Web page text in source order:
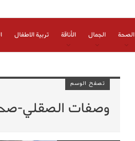
الصحة الجمال الأناقة تربية الاطفال
تصفح الوسم
وصفات الصقلي-